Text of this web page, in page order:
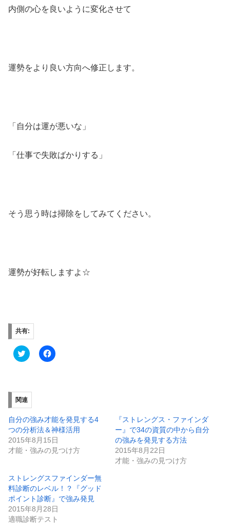
内側の心を良いように変化させて
運勢をより良い方向へ修正します。
「自分は運が悪いな」
「仕事で失敗ばかりする」
そう思う時は掃除をしてみてください。
運勢が好転しますよ☆
共有:
ク
リ
T
w
i
t
e
r
で
共
有
い
ウ
ィ
ン
ド
ウ
で
F
a
有
す
る
に
は
ク
し
て
く
だ
さ
い
新
関連
自分の強み才能を発見する4
つの分析法＆神様活用
2015年8月15日
才能・強みの見つけ方
『ストレングス・ファインダ
ー』で34の資質の中から自分
の強みを発見する方法
2015年8月22日
才能・強みの見つけ方
ストレングスファインダー無
料診断のレベル！？『グッド
ポイント診断』で強み発見
2015年8月28日
適職診断テスト